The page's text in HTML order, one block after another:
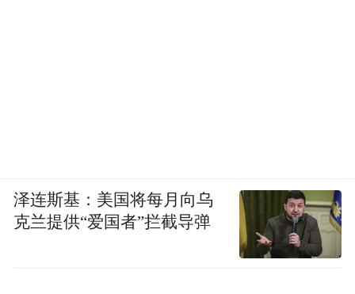
泽连斯基：美国将每月向乌
克兰提供“爱国者”拦截导弹